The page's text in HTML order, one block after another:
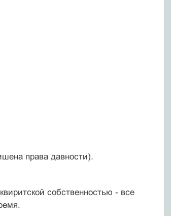
права давности).
собственностью - все